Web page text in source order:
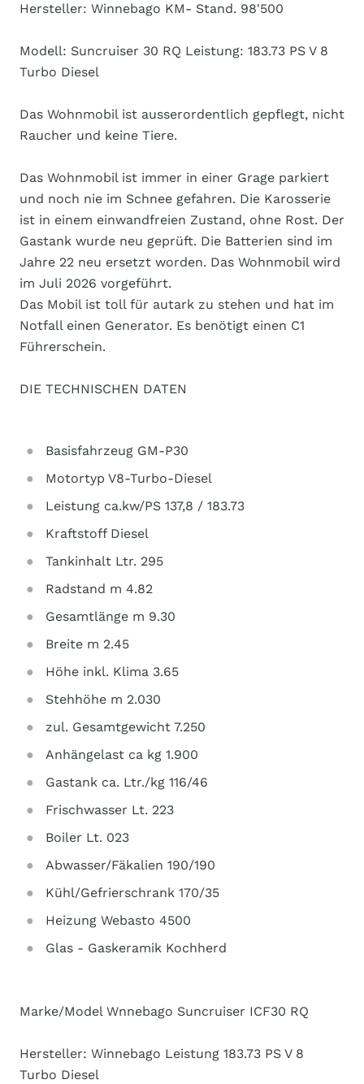
Hersteller: Winnebago KM- Stand. 98'500
Modell: Suncruiser 30 RQ Leistung: 183.73 PS V 8
Turbo Diesel
Das Wohnmobil ist ausserordentlich gepflegt, nicht
Raucher und keine Tiere.
Das Wohnmobil ist immer in einer Grage parkiert
und noch nie im Schnee gefahren. Die Karosserie
ist in einem einwandfreien Zustand, ohne Rost. Der
Gastank wurde neu geprüft. Die Batterien sind im
Jahre 22 neu ersetzt worden. Das Wohnmobil wird
im Juli 2026 vorgeführt.
Das Mobil ist toll für autark zu stehen und hat im
Notfall einen Generator. Es benötigt einen C1
Führerschein.
DIE TECHNISCHEN DATEN
Basisfahrzeug GM-P30
Motortyp V8-Turbo-Diesel
Leistung ca.kw/PS 137,8 / 183.73
Kraftstoff Diesel
Tankinhalt Ltr. 295
Radstand m 4.82
Gesamtlänge m 9.30
Breite m 2.45
Höhe inkl. Klima 3.65
Stehhöhe m 2.030
zul. Gesamtgewicht 7.250
Anhängelast ca kg 1.900
Gastank ca. Ltr./kg 116/46
Frischwasser Lt. 223
Boiler Lt. 023
Abwasser/Fäkalien 190/190
Kühl/Gefrierschrank 170/35
Heizung Webasto 4500
Glas - Gaskeramik Kochherd
Marke/Model Wnnebago Suncruiser ICF30 RQ
Hersteller: Winnebago Leistung 183.73 PS V 8
Turbo Diesel